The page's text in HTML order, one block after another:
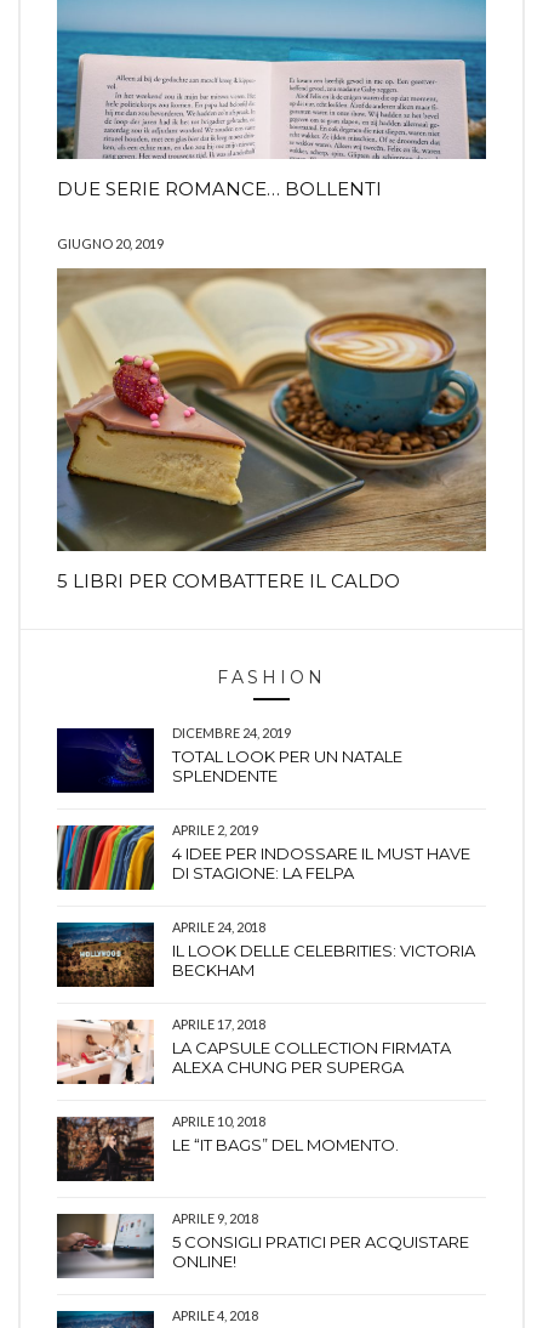
DUE SERIE ROMANCE… BOLLENTI
GIUGNO 20, 2019
5 LIBRI PER COMBATTERE IL CALDO
FASHION
DICEMBRE 24, 2019
TOTAL LOOK PER UN NATALE
SPLENDENTE
APRILE 2, 2019
4 IDEE PER INDOSSARE IL MUST HAVE
DI STAGIONE: LA FELPA
APRILE 24, 2018
IL LOOK DELLE CELEBRITIES: VICTORIA
BECKHAM
APRILE 17, 2018
LA CAPSULE COLLECTION FIRMATA
ALEXA CHUNG PER SUPERGA
APRILE 10, 2018
LE “IT BAGS” DEL MOMENTO.
APRILE 9, 2018
5 CONSIGLI PRATICI PER ACQUISTARE
ONLINE!
APRILE 4, 2018